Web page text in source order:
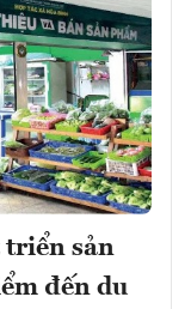
triển sản
đến du